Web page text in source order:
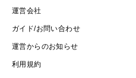
運営会社
ガイド/お問い合わせ
運営からのお知らせ
利用規約